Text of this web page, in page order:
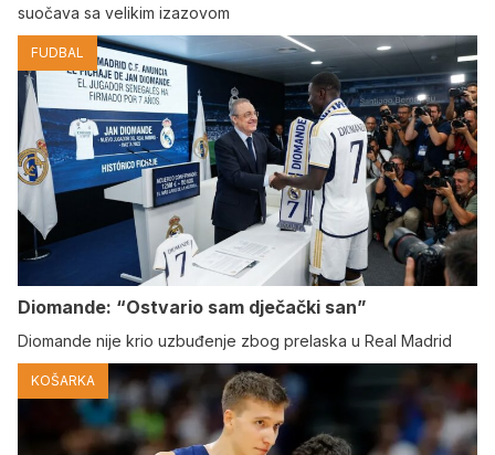
suočava sa velikim izazovom
FUDBAL
Diomande: “Ostvario sam dječački san”
Diomande nije krio uzbuđenje zbog prelaska u Real Madrid
KOŠARKA